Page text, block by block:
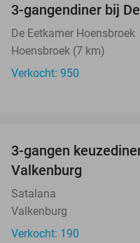
3-gangendiner bij
De Eetkamer Hoensbroek
Hoensbroek (7 km)
Verkocht: 950
3-gangen
Valkenburg
Satalana
Valkenburg
Verkocht: 190